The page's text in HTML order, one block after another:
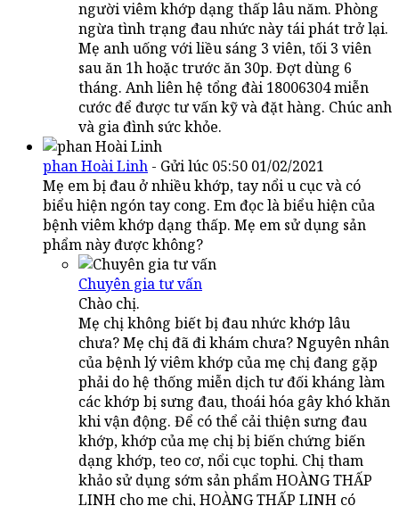
người viêm khớp dạng thấp lâu năm. Phòng
ngừa tình trạng đau nhức này tái phát trở lại.
Mẹ anh uống với liều sáng 3 viên, tối 3 viên
sau ăn 1h hoặc trước ăn 30p. Đợt dùng 6
tháng. Anh liên hệ tổng đài 18006304 miễn
cước để được tư vấn kỹ và đặt hàng. Chúc anh
và gia đình sức khỏe.
phan Hoài Linh - Gửi lúc 05:50 01/02/2021
Mẹ em bị đau ở nhiều khớp, tay nổi u cục và có
biểu hiện ngón tay cong. Em đọc là biểu hiện của
bệnh viêm khớp dạng thấp. Mẹ em sử dụng sản
phẩm này được không?
Chuyên gia tư vấn
Chào chị.
Mẹ chị không biết bị đau nhức khớp lâu
chưa? Mẹ chị đã đi khám chưa? Nguyên nhân
của bệnh lý viêm khớp của mẹ chị đang gặp
phải do hệ thống miễn dịch tư đối kháng làm
các khớp bị sưng đau, thoái hóa gây khó khăn
khi vận động. Để có thể cải thiện sưng đau
khớp, khớp của mẹ chị bị biến chứng biến
dạng khớp, teo cơ, nổi cục tophi. Chị tham
khảo sử dụng sớm sản phẩm HOÀNG THẤP
LINH cho mẹ chị, HOÀNG THẤP LINH có